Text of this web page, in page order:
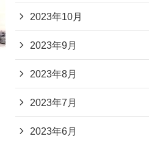
2023年10月
2023年9月
2023年8月
2023年7月
2023年6月